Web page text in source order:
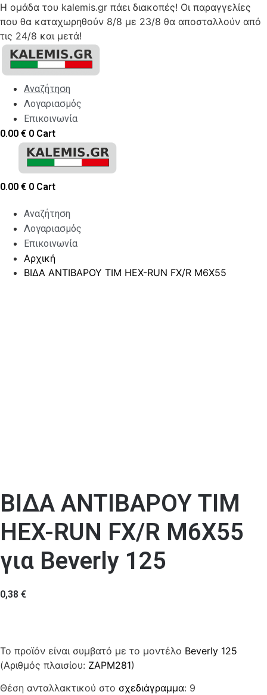
Η ομάδα του kalemis.gr πάει διακοπές! Οι παραγγελίες
που θα καταχωρηθούν 8/8 με 23/8 θα αποσταλλούν από
τις 24/8 και μετά!
Skip
content
Αναζήτηση
Λογαριασμός
Επικοινωνία
0.00 € 0 Cart
0.00 € 0 Cart
Αναζήτηση
Λογαριασμός
Επικοινωνία
Αρχική
ΒΙΔΑ ΑΝΤΙΒΑΡΟΥ ΤΙΜ HEX-RUN FX/R M6X55
ΒΙΔΑ ΑΝΤΙΒΑΡΟΥ ΤΙΜ
HEX-RUN FX/R M6X55
για Beverly 125
0,38 €
Το προϊόν είναι συμβατό με το μοντέλο Beverly 125
(Αριθμός πλαισίου: ZAPM281)
Θέση ανταλλακτικού στο σχεδιάγραμμα: 9